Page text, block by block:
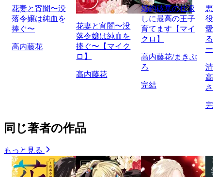
花妻と宵闇〜没
落令嬢は純血を
捧ぐ〜
高内藤花
花妻と宵闇〜没
落令嬢は純血を
捧ぐ〜【マイク
ロ】
高内藤花
婚約破棄の仕返
しに最高の王子
育てます【マイ
クロ】
高内藤花/まきぶ
ろ
完結
悪
役
愛
る
ー
清
高
さ
完
同じ著者の作品
もっと見る